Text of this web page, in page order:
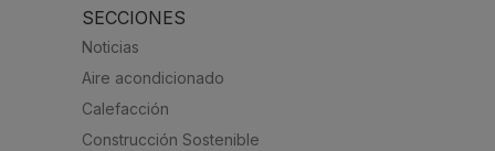
SECCIONES
Noticias
Aire acondicionado
Calefacción
Construcción Sostenible